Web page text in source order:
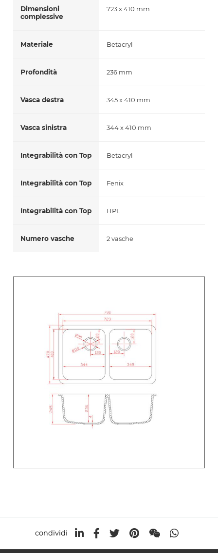
Dimensioni
complessive
723 x 410 mm
Materiale Betacryl
Profondità 236 mm
Vasca destra 345 x 410 mm
Vasca sinistra 344 x 410 mm
Integrabilità con Top Betacryl
Integrabilità con Top Fenix
Integrabilità con Top HPL
Numero vasche 2 vasche
condividi